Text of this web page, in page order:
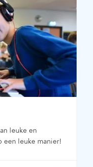
leuke en
leuke manier!